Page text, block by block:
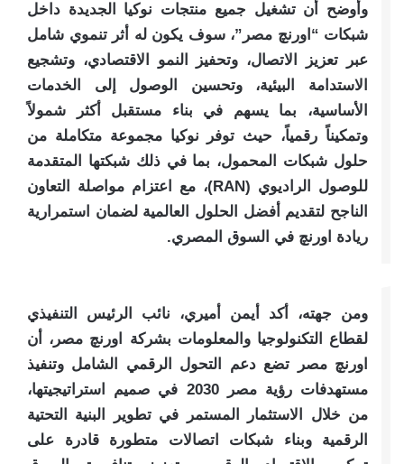
وأوضح أن تشغيل جميع منتجات نوكيا الجديدة داخل
شبكات “اورنچ مصر”، سوف يكون له أثر تنموي شامل
عبر تعزيز الاتصال، وتحفيز النمو الاقتصادي، وتشجيع
الاستدامة البيئية، وتحسين الوصول إلى الخدمات
الأساسية، بما يسهم في بناء مستقبل أكثر شمولاً
وتمكيناً رقمياً، حيث توفر نوكيا مجموعة متكاملة من
حلول شبكات المحمول، بما في ذلك شبكتها المتقدمة
للوصول الراديوي (RAN)، مع اعتزام مواصلة التعاون
الناجح لتقديم أفضل الحلول العالمية لضمان استمرارية
ريادة اورنچ في السوق المصري.
ومن جهته، أكد أيمن أميري، نائب الرئيس التنفيذي
لقطاع التكنولوجيا والمعلومات بشركة اورنچ مصر، أن
اورنچ مصر تضع دعم التحول الرقمي الشامل وتنفيذ
مستهدفات رؤية مصر 2030 في صميم استراتيجيتها،
من خلال الاستثمار المستمر في تطوير البنية التحتية
الرقمية وبناء شبكات اتصالات متطورة قادرة على